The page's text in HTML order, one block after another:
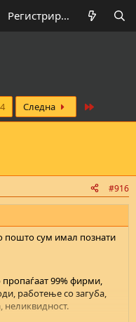
Регистрирај се
Следна
#916
пошто сум имал познати
99% фирми,
работење со загуба,